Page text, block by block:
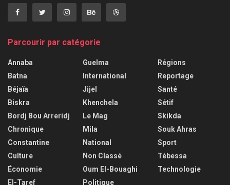
Parcourir par catégorie
Annaba
Batna
Béjaïa
Biskra
Bordj Bou Arreridj
Chronique
Constantine
Culture
Économie
El-Taref
Guelma
International
Jijel
Khenchela
Le Mag
Mila
National
Non Classé
Oum El-Bouaghi
Politique
Régions
Reportage
Santé
Sétif
Skikda
Souk Ahras
Sport
Tébessa
Technologie